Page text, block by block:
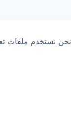
نحن نستخدم ملفات